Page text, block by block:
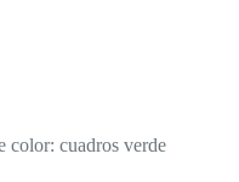
color: cuadros verde